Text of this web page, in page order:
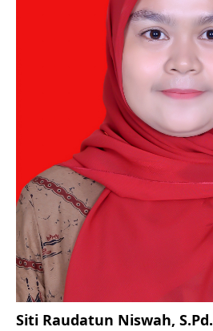
Siti Raudatun Niswah, S.Pd.